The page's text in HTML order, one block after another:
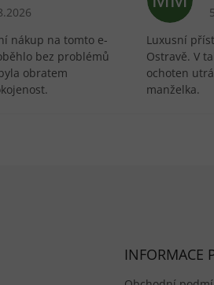
obchodu je 5 z 5 hvězdiček.
nákup na tomto e-
bez problémů
obratem
Luxusní
Ostravě. V
ochoten
manželka.
INFORMACE